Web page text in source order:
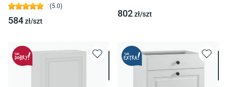
(5.0)
584zł/szt
802zł/szt